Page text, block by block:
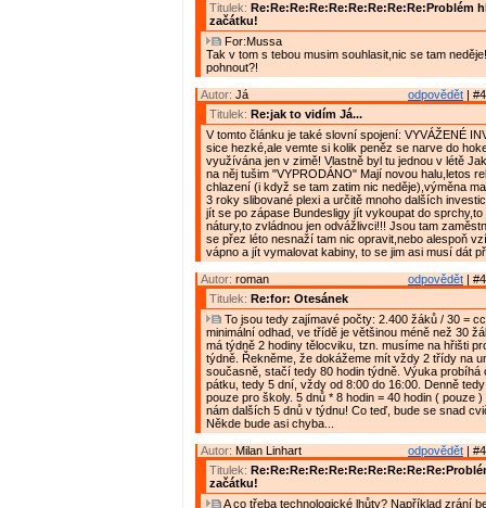
Titulek: Re:Re:Re:Re:Re:Re:Re:Re:Re:Problém
začátku!
For:Mussa
Tak v tom s tebou musim souhlasit,nic se tam
pohnout?!
odpovědět |
Autor: Já
Titulek: Re:jak to vidím Já...
V tomto článku je také slovní spojení: VYVÁŽENÉ
sice hezké,ale vemte si kolik peněz se narve do
využívána jen v zimě! Vlastně byl tu jednou v létě
na něj tušim "VYPRODÁNO" Mají novou halu,letos
chlazení (i když se tam zatim nic neděje),výměna
3 roky slibované plexi a určitě mnoho dalších
jít se po zápase Bundesligy jít vykoupat do sprchy,to
nátury,to zvládnou jen odvážlivci!!! Jsou tam
se přez léto nesnaží tam nic opravit,nebo alespoň
vápno a jít vymalovat kabiny, to se jim asi musí dát
odpovědět |
Autor: roman
Titulek: Re:for: Otesánek
To jsou tedy zajímavé počty: 2.400 žáků / 30 =
minimální odhad, ve třídě je většinou méně než 30
má týdně 2 hodiny tělocviku, tzn. musíme na hřišti
týdně. Řekněme, že dokážeme mít vždy 2 třídy na
současně, stačí tedy 80 hodin týdně. Výuka probíhá
pátku, tedy 5 dní, vždy od 8:00 do 16:00. Denně
pouze pro školy. 5 dnů * 8 hodin = 40 hodin ( pouze
nám dalších 5 dnů v týdnu! Co teď, bude se snad
Někde bude asi chyba...
odpovědět |
Autor: Milan Linhart
Titulek:
začátku!
A co třeba technologické lhůty? Například zrání